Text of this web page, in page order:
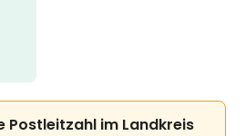
Postleitzahl im Landkreis